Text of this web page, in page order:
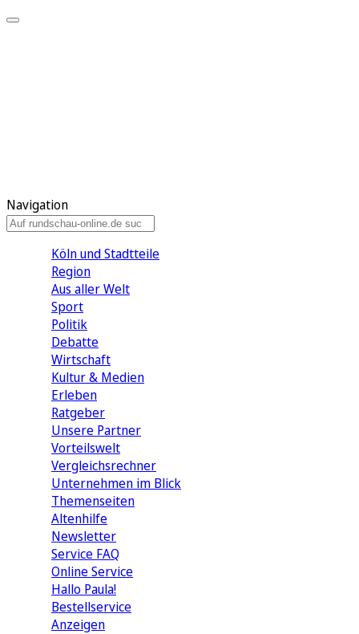
Navigation
Köln und Stadtteile
Region
Aus aller Welt
Sport
Politik
Debatte
Wirtschaft
Kultur & Medien
Erleben
Ratgeber
Unsere Partner
Vorteilswelt
Vergleichsrechner
Unternehmen im Blick
Themenseiten
Altenhilfe
Newsletter
Service FAQ
Online Service
Hallo Paula!
Bestellservice
Anzeigen